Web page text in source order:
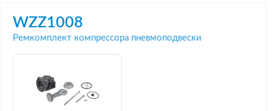
WZZ1008
Ремкомплект компрессора пневмоподвески